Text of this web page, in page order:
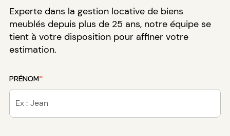
Experte dans la gestion locative de biens
meublés depuis plus de 25 ans, notre équipe se
tient à votre disposition pour affiner votre
estimation.
PRÉNOM*